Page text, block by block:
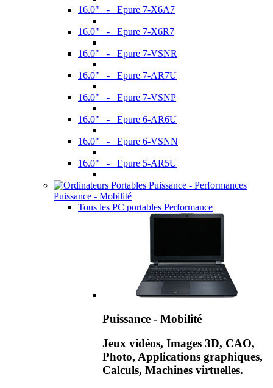
16.0" - Epure 7-X6A7
16.0" - Epure 7-X6R7
16.0" - Epure 7-VSNR
16.0" - Epure 7-AR7U
16.0" - Epure 7-VSNP
16.0" - Epure 6-AR6U
16.0" - Epure 6-VSNN
16.0" - Epure 5-AR5U
Puissance - Mobilité
Tous les PC portables Performance
Puissance - Mobilité
Jeux vidéos, Images 3D, CAO,
Photo, Applications graphiques,
Calculs, Machines virtuelles.